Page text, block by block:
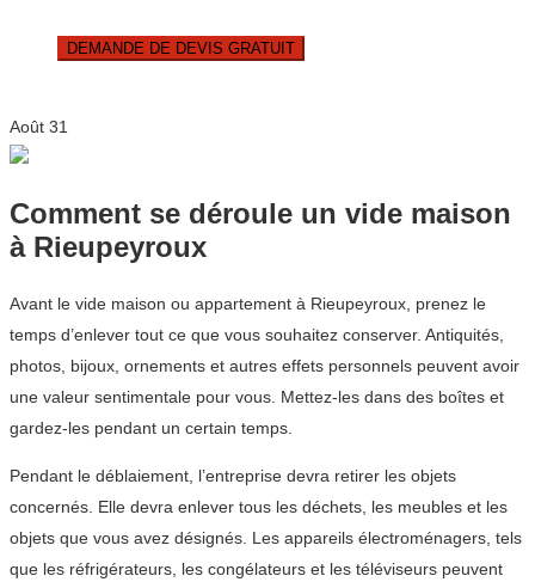
DEMANDE DE DEVIS GRATUIT
Août 31
Comment se déroule un vide maison
à Rieupeyroux
Avant le vide maison ou appartement à Rieupeyroux, prenez le
temps d’enlever tout ce que vous souhaitez conserver. Antiquités,
photos, bijoux, ornements et autres effets personnels peuvent avoir
une valeur sentimentale pour vous. Mettez-les dans des boîtes et
gardez-les pendant un certain temps.
Pendant le déblaiement, l’entreprise devra retirer les objets
concernés. Elle devra enlever tous les déchets, les meubles et les
objets que vous avez désignés. Les appareils électroménagers, tels
que les réfrigérateurs, les congélateurs et les téléviseurs peuvent